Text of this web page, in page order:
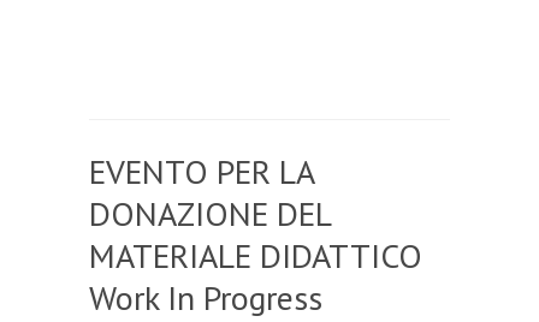
EVENTO PER LA
DONAZIONE DEL
MATERIALE DIDATTICO
Work In Progress